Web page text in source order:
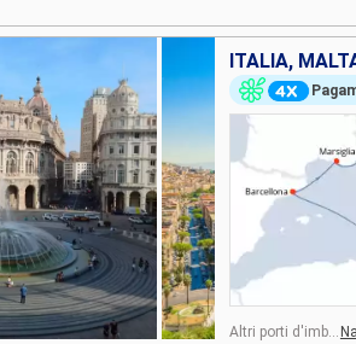
ITALIA,
Altri porti d'imbarco: